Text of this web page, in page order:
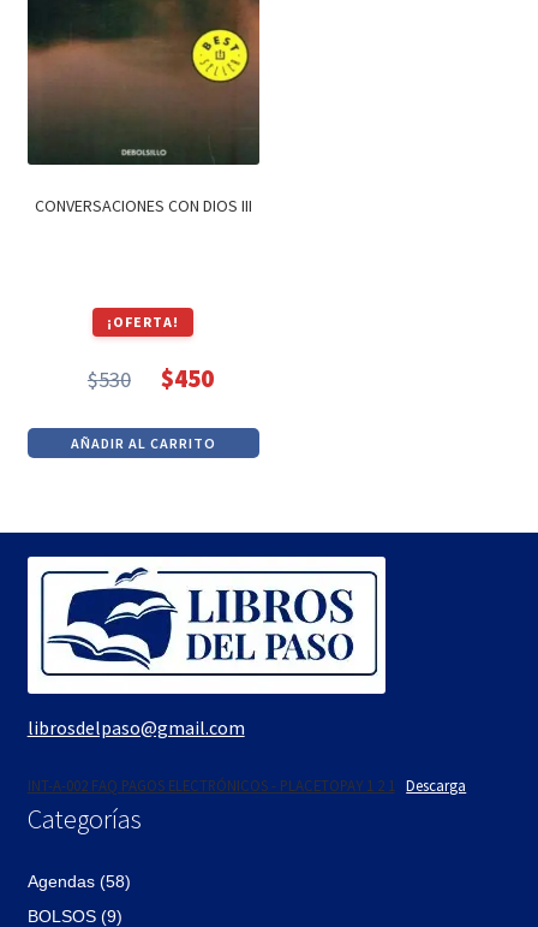
CONVERSACIONES CON DIOS III
¡OFERTA!
$530
precio
original
$450
precio
actual
AÑADIR AL CARRITO
librosdelpaso@gmail.com
INT-A-002 FAQ PAGOS ELECTRÓNICOS - PLACETOPAY 1 2 1 Descarga
Categorías
Agendas (58)
BOLSOS (9)